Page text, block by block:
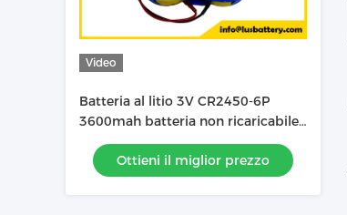
Video
Batteria al litio 3V CR2450-6P
3600mah batteria non ricaricabile
OEM
Ottieni il miglior prezzo